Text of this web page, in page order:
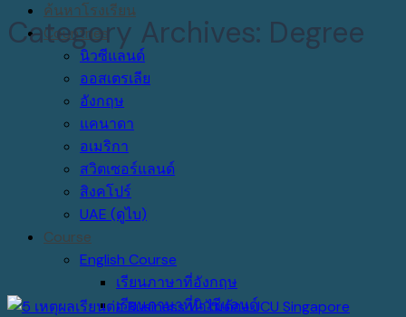
ค้นหาโรงเรียน
Countries
นิวซีแลนด์
ออสเตรเลีย
อังกฤษ
แคนาดา
อเมริกา
สวิตเซอร์แลนด์
สิงคโปร์
UAE (ดูไบ)
Course
English Course
เรียนภาษาที่อังกฤษ
เรียนภาษาที่นิวซีแลนด์
Category Archives: Degree